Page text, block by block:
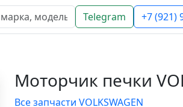
Telegram +7 (921)
Моторчик печки
Все запчасти VOLKSWAGEN